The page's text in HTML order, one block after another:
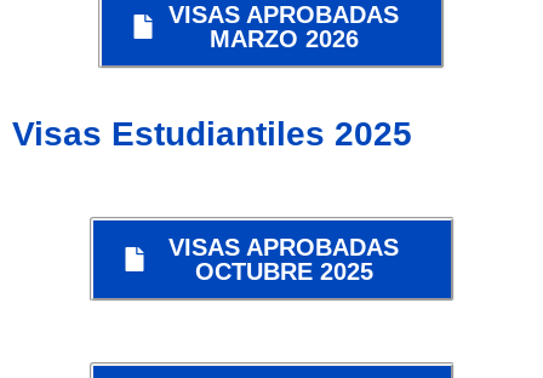
VISAS APROBADAS
MARZO 2026
Visas Estudiantiles 2025
VISAS APROBADAS
OCTUBRE 2025